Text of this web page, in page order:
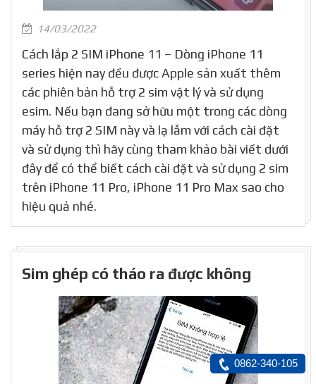
14/03/2022
Cách lắp 2 SIM iPhone 11 – Dòng iPhone 11
series hiện nay đều được Apple sản xuất thêm
các phiên bản hỗ trợ 2 sim vật lý và sử dụng
esim. Nếu bạn đang sở hữu một trong các dòng
máy hỗ trợ 2 SIM này và lạ lẫm với cách cài đặt
và sử dụng thì hãy cùng tham khảo bài viết dưới
đây để có thể biết cách cài đặt và sử dụng 2 sim
trên iPhone 11 Pro, iPhone 11 Pro Max sao cho
hiệu quả nhé.
Sim ghép có tháo ra được không
0862-340-105